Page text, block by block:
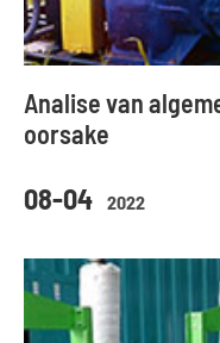
08-04 2022
Analise van
oorsake